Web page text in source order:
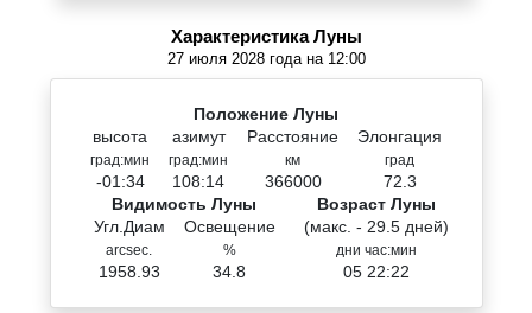
Характеристика Луны
27 июля 2028 года на 12:00
Положение Луны
высота
град:мин
-01:34
азимут
град:мин
108:14
Расстояние
км
366000
Элонгация
град
72.3
Видимость Луны
Угл.Диам
arcsec.
1958.93
Освещение
%
34.8
Возраст Луны
(макс. - 29.5 дней)
дни час:мин
05 22:22